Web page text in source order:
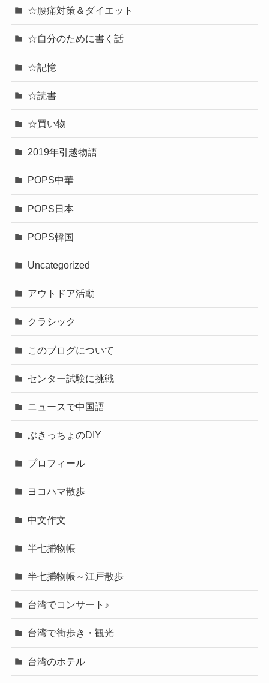
☆腰痛対策＆ダイエット
☆自分のために書く話
☆記憶
☆読書
☆買い物
2019年引越物語
POPS中華
POPS日本
POPS韓国
Uncategorized
アウトドア活動
クラシック
このブログについて
センター試験に挑戦
ニュースで中国語
ぶきっちょのDIY
プロフィール
ヨコハマ散歩
中文作文
半七捕物帳
半七捕物帳～江戸散歩
台湾でコンサート♪
台湾で街歩き・観光
台湾のホテル